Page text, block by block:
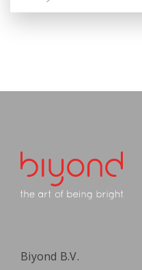
Biyond B.V.